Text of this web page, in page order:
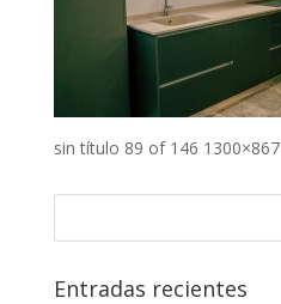
sin título 89 of 146 1300×867
Entradas recientes